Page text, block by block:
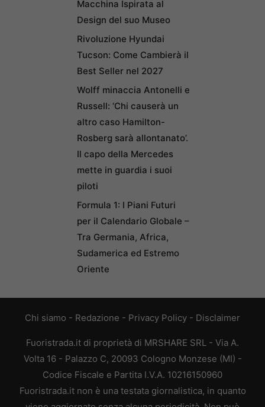
Macchina Ispirata al
Design del suo Museo
Rivoluzione Hyundai
Tucson: Come Cambierà il
Best Seller nel 2027
Wolff minaccia Antonelli e
Russell: ‘Chi causerà un
altro caso Hamilton-
Rosberg sarà allontanato’.
Il capo della Mercedes
mette in guardia i suoi
piloti
Formula 1: I Piani Futuri
per il Calendario Globale –
Tra Germania, Africa,
Sudamerica ed Estremo
Oriente
Chi siamo - Redazione - Privacy Policy - Disclaimer
Fuoristrada.it di proprietà di MRSHARE SRL - Via A.
Volta 16 - Palazzo C, 20093 Cologno Monzese (MI) -
Codice Fiscale e Partita I.V.A. 10216150960
Fuoristrada.it non è una testata giornalistica, in quanto